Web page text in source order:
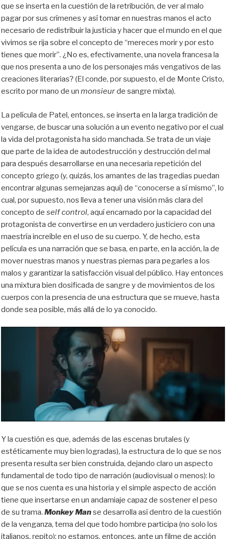
que se inserta en la cuestión de la retribución, de ver al malo
pagar por sus crímenes y así tomar en nuestras manos el acto
necesario de redistribuir la justicia y hacer que el mundo en el que
vivimos se rija sobre el concepto de “mereces morir y por esto
tienes que morir”. ¿No es, efectivamente, una novela francesa la
que nos presenta a uno de los personajes más vengativos de las
creaciones literarias? (El conde, por supuesto, el de Monte Cristo,
escrito por mano de un monsieurde sangre mixta).
La película de Patel, entonces, se inserta en la larga tradición de
vengarse, de buscar una solución a un evento negativo por el cual
la vida del protagonista ha sido manchada. Se trata de un viaje
que parte de la idea de autodestrucción y destrucción del mal
para después desarrollarse en una necesaria repetición del
concepto griego (y, quizás, los amantes de las tragedias puedan
encontrar algunas semejanzas aquí) de “conocerse a sí mismo”, lo
cual, por supuesto, nos lleva a tener una visión más clara del
concepto de self control, aquí encarnado por la capacidad del
protagonista de convertirse en un verdadero justiciero con una
maestría increíble en el uso de su cuerpo. Y, de hecho, esta
película es una narración que se basa, en parte, en la acción, la de
mover nuestras manos y nuestras piernas para pegarles a los
malos y garantizar la satisfacción visual del público. Hay entonces
una mixtura bien dosificada de sangre y de movimientos de los
cuerpos con la presencia de una estructura que se mueve, hasta
donde sea posible, más allá de lo ya conocido.
Y la cuestión es que, además de las escenas brutales (y
estéticamente muy bien logradas), la estructura de lo que se nos
presenta resulta ser bien construida, dejando claro un aspecto
fundamental de todo tipo de narración (audiovisual o menos): lo
que se nos cuenta es una historia y el simple aspecto de acción
tiene que insertarse en un andamiaje capaz de sostener el peso
de su trama. Monkey Manse desarrolla así dentro de la cuestión
de la venganza, tema del que todo hombre participa (no solo los
italianos, repito): no estamos, entonces, ante un filme de acción